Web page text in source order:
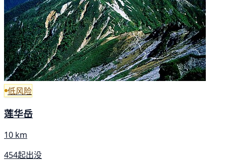
低风险
莲华岳
10 km
454起出没